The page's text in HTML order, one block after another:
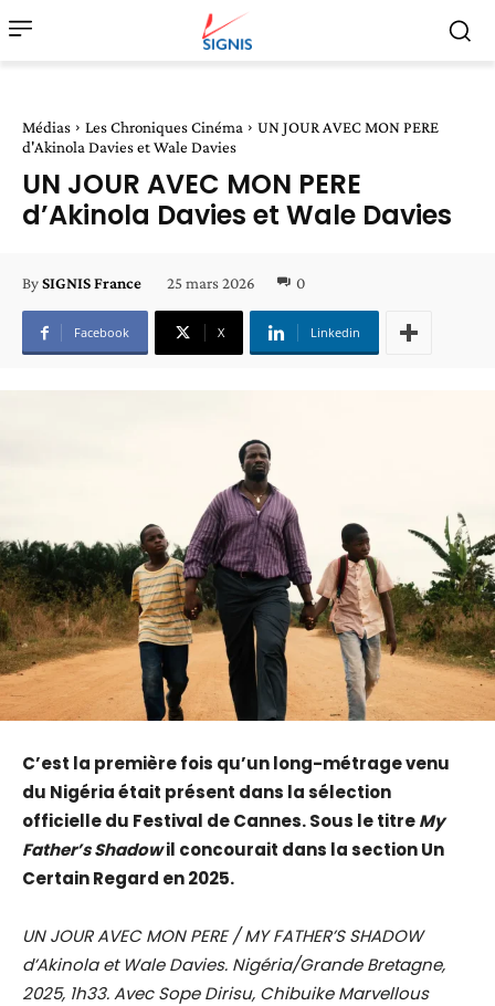
Médias Les Chroniques Cinéma
UN JOUR AVEC MON PERE
d'Akinola Davies et Wale Davies
UN JOUR AVEC MON PERE
d’Akinola Davies et Wale Davies
BySIGNIS France 25 mars 2026 0
Facebook X Linkedin
C’est la première fois qu’un long-métrage venu
du Nigéria était présent dans la sélection
officielle du Festival de Cannes. Sous le titreMy
Father’s Shadowil concourait dans la section Un
Certain Regard en 2025.
UN JOUR AVEC MON PERE / MY FATHER’S SHADOW
d’Akinola et Wale Davies. Nigéria/Grande Bretagne,
2025, 1h33. Avec Sope Dirisu, Chibuike Marvellous